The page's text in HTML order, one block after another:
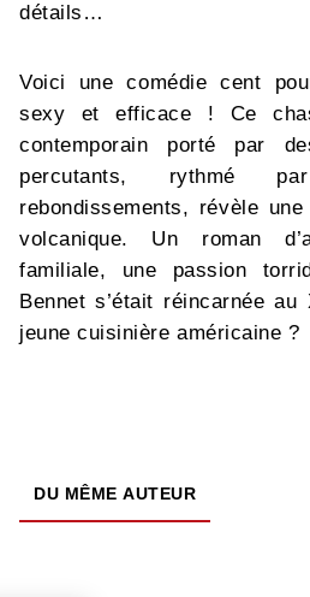
détails…
Voici une comédie cent
sexy et efficace ! Ce
contemporain porté par
percutants, rythmé
rebondissements, révèle
volcanique. Un roman
familiale, une passion
Bennet s’était réincarnée
jeune cuisinière américaine ?
DU MÊME AUTEUR